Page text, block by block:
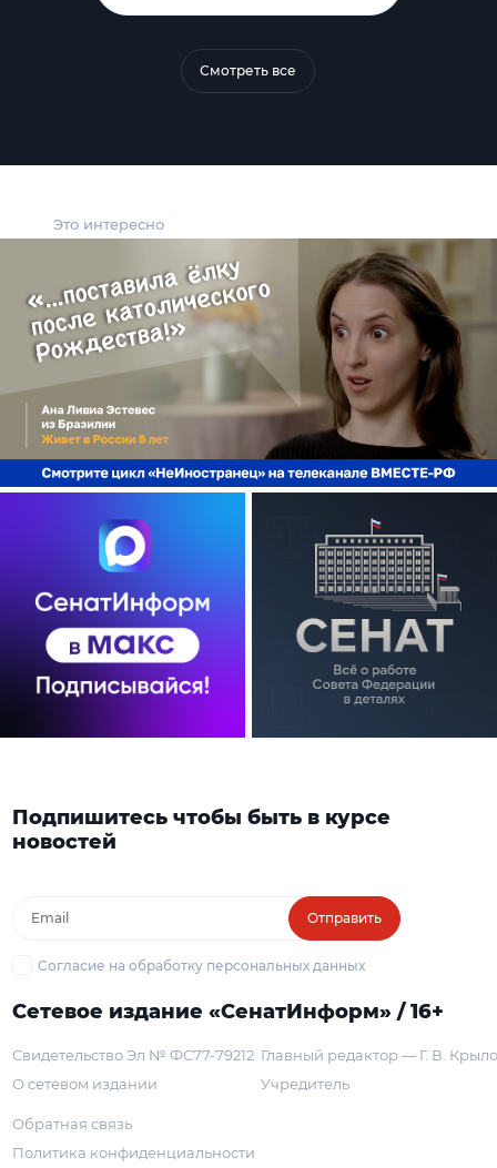
Это интересно
Смотреть все
Подпишитесь чтобы быть в курсе
новостей
Отправить
Согласие на обработку персональных данных
Сетевое издание «СенатИнформ» / 16+
Свидетельство Эл № ФС77-79212
О сетевом издании
Главный редактор — Г. В.
Учредитель
Обратная связь
Политика конфиденциальности